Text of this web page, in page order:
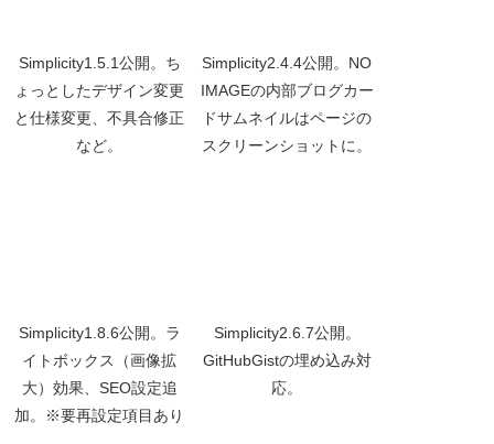
Simplicity1.5.1公開。ち
ょっとしたデザイン変更
と仕様変更、不具合修正
など。
Simplicity2.4.4公開。NO
IMAGEの内部ブログカー
ドサムネイルはページの
スクリーンショットに。
Simplicity1.8.6公開。ラ
イトボックス（画像拡
大）効果、SEO設定追
加。※要再設定項目あり
Simplicity2.6.7公開。
GitHubGistの埋め込み対
応。